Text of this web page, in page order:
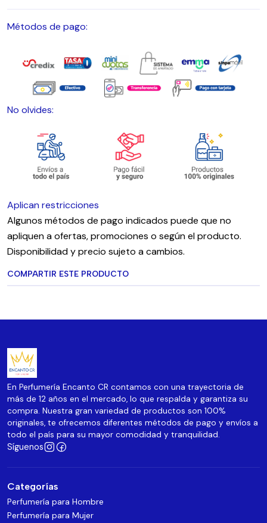
Métodos de pago:
No olvides:
Aplican restricciones
Algunos métodos de pago indicados puede que no
apliquen a ofertas, promociones o según el producto.
Disponibilidad y precio sujeto a cambios.
COMPARTIR ESTE PRODUCTO
En Perfumería Encanto CR contamos con una trayectoria de
más de 12 años en el mercado, lo que respalda y garantiza su
compra. Nuestra gran variedad de productos son 100%
originales, te ofrecemos diferentes métodos de pago y envíos a
todo el país para su mayor comodidad y tranquilidad.
Síguenos
Categorías
Perfumería para Hombre
Perfumería para Mujer